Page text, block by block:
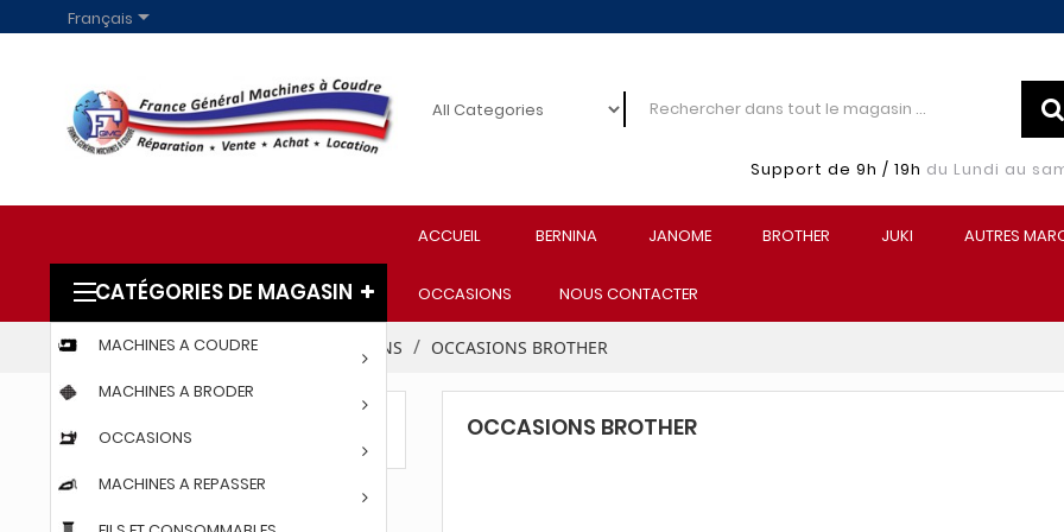
Français
Support de 9h / 19h du Lundi au
ACCUEIL BERNINA JANOME BROTHER JUKI AUTRES
OCCASIONS NOUS CONTACTER
CATÉGORIES DE MAGASIN
MACHINES A COUDRE
MACHINES A BRODER
OCCASIONS
MACHINES A REPASSER
Accueil PROFESSIONNELS OCCASIONS OCCASIONS BROTHER
OCCASIONS BROTHER OCCASIONS BROTHER